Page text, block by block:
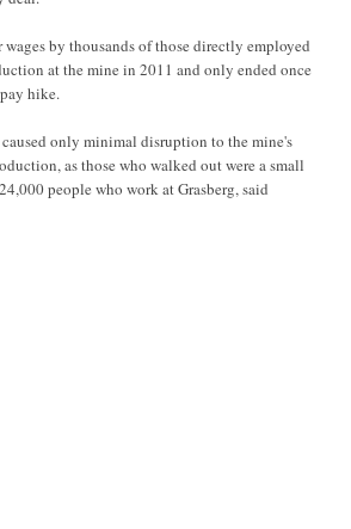
by thousands of those directly employed
at the mine in 2011 and only ended once
hike.
only minimal disruption to the mine's
as those who walked out were a small
people who work at Grasberg, said